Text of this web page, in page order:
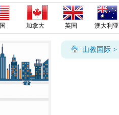
加拿大 英国 澳大利亚
山教国际 >